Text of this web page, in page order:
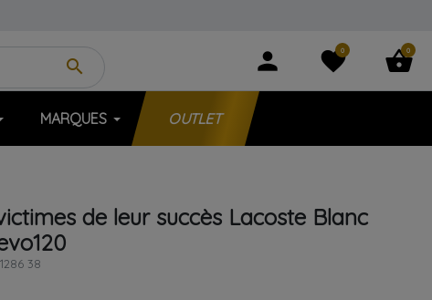
search person favorite
0 shopping_basket
0
MARQUES OUTLET
de leur succès Lacoste Blanc
38